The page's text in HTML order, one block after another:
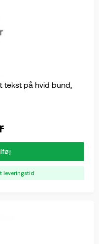
tekst på hvid bund,
leveringstid